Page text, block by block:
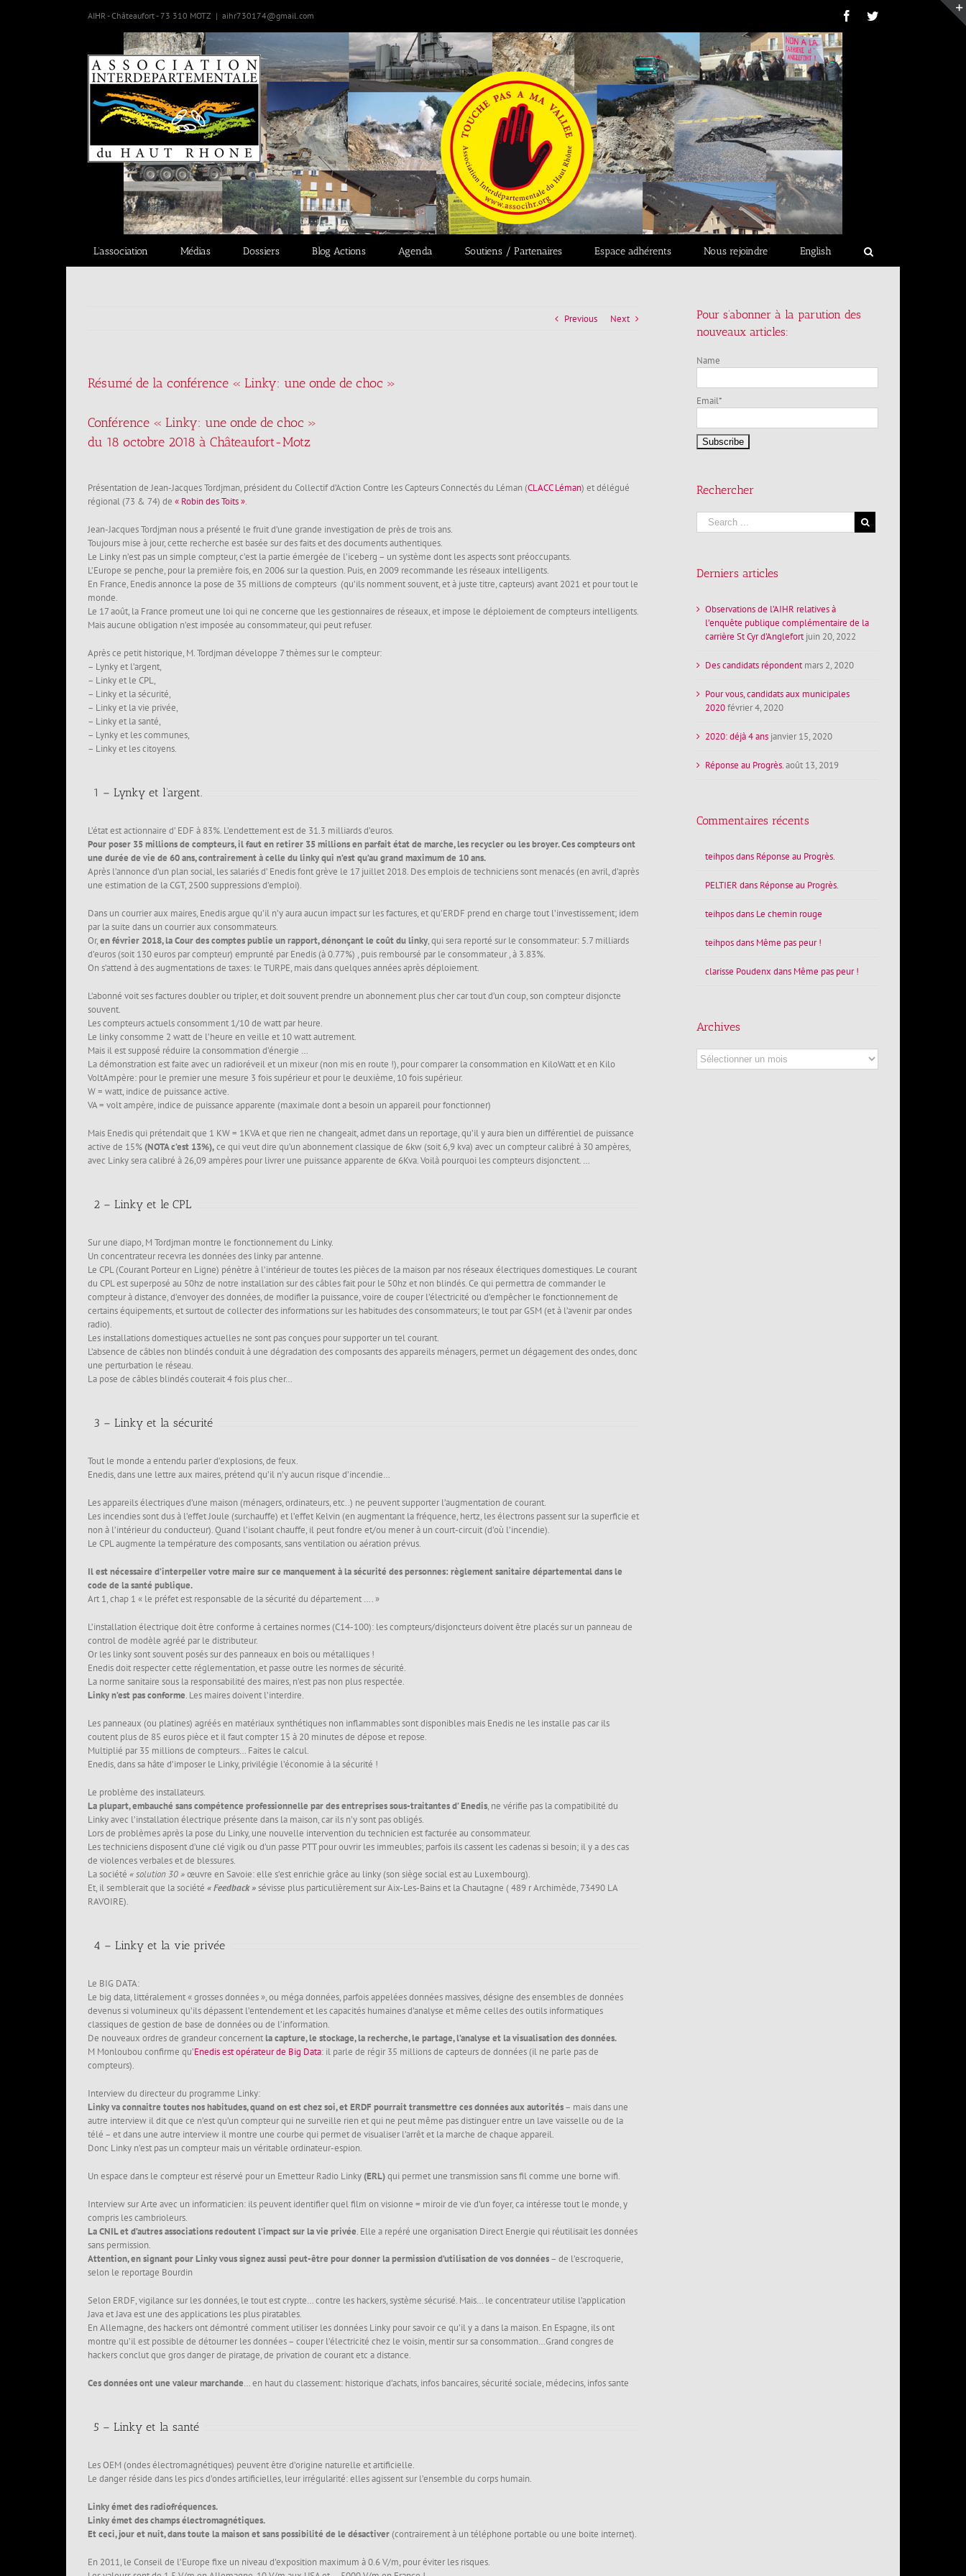
AIHR - Châteaufort - 73 310 MOTZ | aihr730174@gmail.com FacebookTwitter
L’association Médias Dossiers Blog Actions Agenda Soutiens / Partenaires Espace adhérents Nous rejoindre English
Previous Next
Résumé de la conférence « Linky: une onde de choc »
Conférence « Linky: une onde de choc »
du 18 octobre 2018 à Châteaufort-Motz
Présentation de Jean-Jacques Tordjman, président du Collectif d’Action Contre les Capteurs Connectés du Léman (CLACC Léman) et délégué
régional (73 & 74) de « Robin des Toits ».
Jean-Jacques Tordjman nous a présenté le fruit d’une grande investigation de près de trois ans.
Toujours mise à jour, cette recherche est basée sur des faits et des documents authentiques.
Le Linky n’est pas un simple compteur, c’est la partie émergée de l’iceberg – un système dont les aspects sont préoccupants.
L’Europe se penche, pour la première fois, en 2006 sur la question. Puis, en 2009 recommande les réseaux intelligents.
En France, Enedis annonce la pose de 35 millions de compteurs (qu’ils nomment souvent, et à juste titre, capteurs) avant 2021 et pour tout le
monde.
Le 17 août, la France promeut une loi qui ne concerne que les gestionnaires de réseaux, et impose le déploiement de compteurs intelligents.
Mais aucune obligation n’est imposée au consommateur, qui peut refuser.
Après ce petit historique, M. Tordjman développe 7 thèmes sur le compteur:
– Lynky et l’argent,
– Linky et le CPL,
– Linky et la sécurité,
– Linky et la vie privée,
– Linky et la santé,
– Lynky et les communes,
– Linky et les citoyens.
1 – Lynky et l’argent.
L’état est actionnaire d’ EDF à 83%. L’endettement est de 31.3 milliards d’euros.
Pour poser 35 millions de compteurs, il faut en retirer 35 millions en parfait état de marche, les recycler ou les broyer. Ces compteurs ont
une durée de vie de 60 ans, contrairement à celle du linky qui n’est qu’au grand maximum de 10 ans.
Après l’annonce d’un plan social, les salariés d’ Enedis font grève le 17 juillet 2018. Des emplois de techniciens sont menacés (en avril, d’après
une estimation de la CGT, 2500 suppressions d’emploi).
Dans un courrier aux maires, Enedis argue qu’il n’y aura aucun impact sur les factures, et qu’ERDF prend en charge tout l’investissement; idem
par la suite dans un courrier aux consommateurs.
Or,en février 2018, la Cour des comptes publie un rapport, dénonçant le coût du linky, qui sera reporté sur le consommateur: 5.7 milliards
d’euros (soit 130 euros par compteur) emprunté par Enedis (à 0.77%) , puis remboursé par le consommateur , à 3.83%.
On s’attend à des augmentations de taxes: le TURPE, mais dans quelques années après déploiement.
L’abonné voit ses factures doubler ou tripler, et doit souvent prendre un abonnement plus cher car tout d’un coup, son compteur disjoncte
souvent.
Les compteurs actuels consomment 1/10 de watt par heure.
Le linky consomme 2 watt de l’heure en veille et 10 watt autrement.
Mais il est supposé réduire la consommation d’énergie …
La démonstration est faite avec un radioréveil et un mixeur (non mis en route !), pour comparer la consommation en KiloWatt et en Kilo
VoltAmpère: pour le premier une mesure 3 fois supérieur et pour le deuxième, 10 fois supérieur.
W = watt, indice de puissance active.
VA = volt ampère, indice de puissance apparente (maximale dont a besoin un appareil pour fonctionner)
Mais Enedis qui prétendait que 1 KW = 1KVA et que rien ne changeait, admet dans un reportage, qu’il y aura bien un différentiel de puissance
active de 15% (NOTA c’est 13%),ce qui veut dire qu’un abonnement classique de 6kw (soit 6,9 kva) avec un compteur calibré à 30 ampères,
avec Linky sera calibré à 26,09 ampères pour livrer une puissance apparente de 6Kva. Voilà pourquoi les compteurs disjonctent. …
2 – Linky et le CPL
Sur une diapo, M Tordjman montre le fonctionnement du Linky.
Un concentrateur recevra les données des linky par antenne.
Le CPL (Courant Porteur en Ligne) pénètre à l’intérieur de toutes les pièces de la maison par nos réseaux électriques domestiques. Le courant
du CPL est superposé au 50hz de notre installation sur des câbles fait pour le 50hz et non blindés. Ce qui permettra de commander le
compteur à distance, d’envoyer des données, de modifier la puissance, voire de couper l’électricité ou d’empêcher le fonctionnement de
certains équipements, et surtout de collecter des informations sur les habitudes des consommateurs; le tout par GSM (et à l’avenir par ondes
radio).
Les installations domestiques actuelles ne sont pas conçues pour supporter un tel courant.
L’absence de câbles non blindés conduit à une dégradation des composants des appareils ménagers, permet un dégagement des ondes, donc
une perturbation le réseau.
La pose de câbles blindés couterait 4 fois plus cher…
3 – Linky et la sécurité
Tout le monde a entendu parler d’explosions, de feux.
Enedis, dans une lettre aux maires, prétend qu’il n’y aucun risque d’incendie…
Les appareils électriques d’une maison (ménagers, ordinateurs, etc..) ne peuvent supporter l’augmentation de courant.
Les incendies sont dus à l’effet Joule (surchauffe) et l’effet Kelvin (en augmentant la fréquence, hertz, les électrons passent sur la superficie et
non à l’intérieur du conducteur). Quand l’isolant chauffe, il peut fondre et/ou mener à un court-circuit (d’où l’incendie).
Le CPL augmente la température des composants, sans ventilation ou aération prévus.
Il est nécessaire d’interpeller votre maire sur ce manquement à la sécurité des personnes: règlement sanitaire départemental dans le
code de la santé publique.
Art 1, chap 1 « le préfet est responsable de la sécurité du département …. »
L’installation électrique doit être conforme à certaines normes (C14-100): les compteurs/disjoncteurs doivent être placés sur un panneau de
control de modèle agréé par le distributeur.
Or les linky sont souvent posés sur des panneaux en bois ou métalliques !
Enedis doit respecter cette réglementation, et passe outre les normes de sécurité.
La norme sanitaire sous la responsabilité des maires, n’est pas non plus respectée.
Linky n’est pas conforme. Les maires doivent l’interdire.
Les panneaux (ou platines) agréés en matériaux synthétiques non inflammables sont disponibles mais Enedis ne les installe pas car ils
coutent plus de 85 euros pièce et il faut compter 15 à 20 minutes de dépose et repose.
Multiplié par 35 millions de compteurs… Faites le calcul.
Enedis, dans sa hâte d’imposer le Linky, privilégie l’économie à la sécurité !
Le problème des installateurs.
La plupart, embauché sans compétence professionnelle par des entreprises sous-traitantes d’ Enedis, ne vérifie pas la compatibilité du
Linky avec l’installation électrique présente dans la maison, car ils n’y sont pas obligés.
Lors de problèmes après la pose du Linky, une nouvelle intervention du technicien est facturée au consommateur.
Les techniciens disposent d’une clé vigik ou d’un passe PTT pour ouvrir les immeubles; parfois ils cassent les cadenas si besoin; il y a des cas
de violences verbales et de blessures.
La société « solution 30 »œuvre en Savoie: elle s’est enrichie grâce au linky (son siège social est au Luxembourg).
Et, il semblerait que la société « Feedback »sévisse plus particulièrement sur Aix-Les-Bains et la Chautagne ( 489 r Archimède, 73490 LA
RAVOIRE).
4 – Linky et la vie privée
Le BIG DATA:
Le big data, littéralement « grosses données », ou méga données, parfois appelées données massives, désigne des ensembles de données
devenus si volumineux qu’ils dépassent l’entendement et les capacités humaines d’analyse et même celles des outils informatiques
classiques de gestion de base de données ou de l’information.
De nouveaux ordres de grandeur concernent la capture, le stockage, la recherche, le partage, l’analyse et la visualisation des données.
M Monloubou confirme qu’Enedis est opérateur de Big Data: il parle de régir 35 millions de capteurs de données (il ne parle pas de
compteurs).
Interview du directeur du programme Linky:
Linky va connaitre toutes nos habitudes, quand on est chez soi, et ERDF pourrait transmettre ces données aux autorités– mais dans une
autre interview il dit que ce n’est qu’un compteur qui ne surveille rien et qui ne peut même pas distinguer entre un lave vaisselle ou de la
télé – et dans une autre interview il montre une courbe qui permet de visualiser l’arrêt et la marche de chaque appareil.
Donc Linky n’est pas un compteur mais un véritable ordinateur-espion.
Un espace dans le compteur est réservé pour un Emetteur Radio Linky (ERL)qui permet une transmission sans fil comme une borne wifi.
Interview sur Arte avec un informaticien: ils peuvent identifier quel film on visionne = miroir de vie d’un foyer, ca intéresse tout le monde, y
compris les cambrioleurs.
La CNIL et d’autres associations redoutent l’impact sur la vie privée. Elle a repéré une organisation Direct Energie qui réutilisait les données
sans permission.
Attention, en signant pour Linky vous signez aussi peut-être pour donner la permission d’utilisation de vos données– de l’escroquerie,
selon le reportage Bourdin
Selon ERDF, vigilance sur les données, le tout est crypte… contre les hackers, système sécurisé. Mais… le concentrateur utilise l’application
Java et Java est une des applications les plus piratables.
En Allemagne, des hackers ont démontré comment utiliser les données Linky pour savoir ce qu’il y a dans la maison. En Espagne, ils ont
montre qu’il est possible de détourner les données – couper l’électricité chez le voisin, mentir sur sa consommation…Grand congres de
hackers conclut que gros danger de piratage, de privation de courant etc a distance.
Ces données ont une valeur marchande… en haut du classement: historique d’achats, infos bancaires, sécurité sociale, médecins, infos sante
5 – Linky et la santé
Les OEM (ondes électromagnétiques) peuvent être d’origine naturelle et artificielle.
Le danger réside dans les pics d’ondes artificielles, leur irrégularité: elles agissent sur l’ensemble du corps humain.
Linky émet des radiofréquences.
Linky émet des champs électromagnétiques.
Et ceci, jour et nuit, dans toute la maison et sans possibilité de le désactiver (contrairement à un téléphone portable ou une boite internet).
En 2011, le Conseil de l’Europe fixe un niveau d’exposition maximum à 0.6 V/m, pour éviter les risques.
Pour s’abonner à la parution des
nouveaux articles:
Name
Email*
Rechercher
Derniers articles
Observations de l’AIHR relatives à
l’enquête publique complémentaire de la
carrière St Cyr d’Anglefort juin 20, 2022
Des candidats répondent mars 2, 2020
Pour vous, candidats aux municipales
2020février 4, 2020
2020: déjà 4 ans janvier 15, 2020
Réponse au Progrès.août 13, 2019
Commentaires récents
teihposdans Réponse au Progrès.
PELTIER dans Réponse au Progrès.
teihposdans Le chemin rouge
teihposdans Même pas peur !
clarisse Poudenx dans Même pas peur !
Archives
Archives